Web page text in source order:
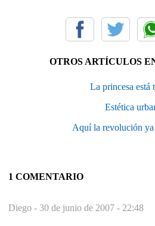
OTROS ARTÍCULOS
La princesa está
Estética
Aquí la revolución ya
1 COMENTARIO
Diego - 30 de junio de 2007 - 22:48